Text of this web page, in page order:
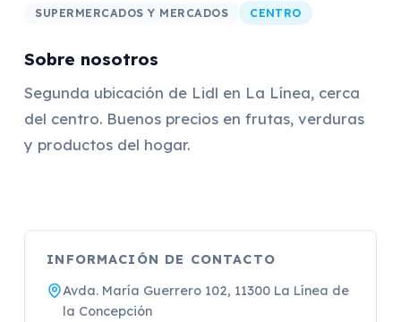
SUPERMERCADOS Y MERCADOS CENTRO
Sobre nosotros
Segunda ubicación de Lidl en La Línea, cerca
del centro. Buenos precios en frutas, verduras
y productos del hogar.
INFORMACIÓN DE CONTACTO
Avda. María Guerrero 102, 11300 La Línea de
la Concepción